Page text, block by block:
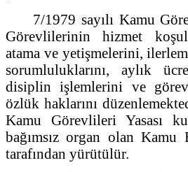
7/1979 sayılı Kamu
Görevlilerinin hizmet
atama ve yetişmelerini,
sorumluluklarını, aylık
disiplin işlemlerini ve
özlük haklarını
Kamu Görevlileri Yasası
bağımsız organ olan
tarafından yürütülür.